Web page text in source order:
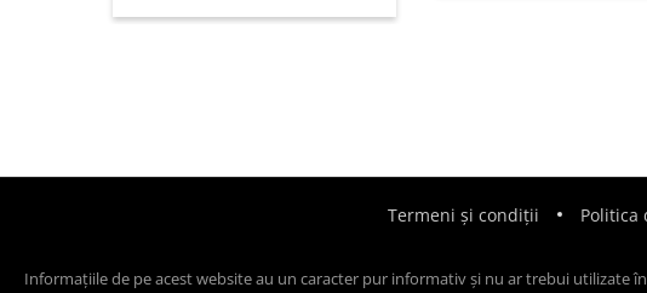
Termeni și condiții Politica
Informațiile de pe acest website au un caracter pur informativ și nu ar trebui utilizate